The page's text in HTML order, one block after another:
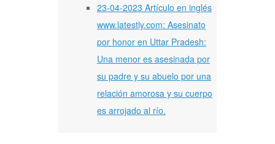
23-04-2023 Artículo en inglés
www.latestly.com: Asesinato
por honor en Uttar Pradesh:
Una menor es asesinada por
su padre y su abuelo por una
relación amorosa y su cuerpo
es arrojado al río.